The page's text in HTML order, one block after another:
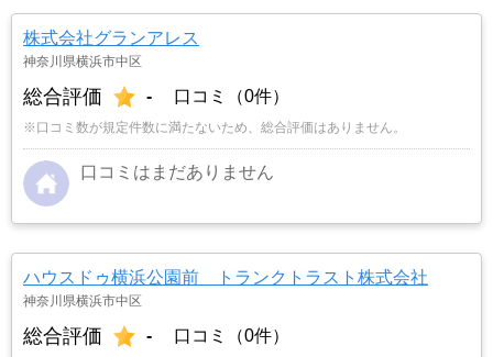
株式会社グランアレス
神奈川県横浜市中区
総合評価 - 口コミ（0件）
※口コミ数が規定件数に満たないため、総合評価はありません。
口コミはまだありません
ハウスドゥ横浜公園前 トランクトラスト株式会社
神奈川県横浜市中区
総合評価 - 口コミ（0件）